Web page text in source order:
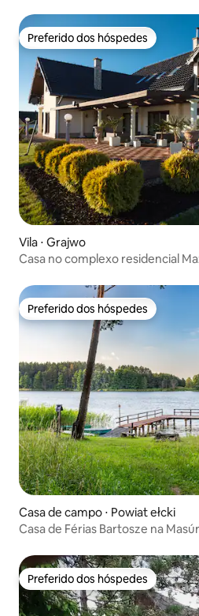
Preferido dos hóspedes
Preferido dos hóspedes
Vila ⋅ Grajwo
Casa no complexo residencial
Preferido dos hóspedes
Preferido dos hóspedes
Casa de campo ⋅ Powiat ełcki
Casa de Férias Bartosze na
Preferido dos hóspedes
Preferido dos hóspedes